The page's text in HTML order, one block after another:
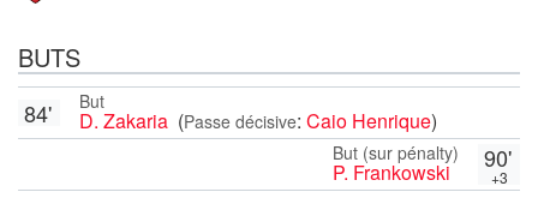
BUTS
But
D. Zakaria (Passe décisive: Caio Henrique)
84'
90'
+3
But (sur pénalty)
P. Frankowski